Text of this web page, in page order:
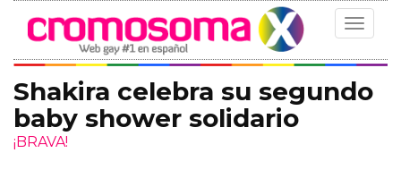
Toggle
Shakira celebra su segundo
baby shower solidario
¡BRAVA!